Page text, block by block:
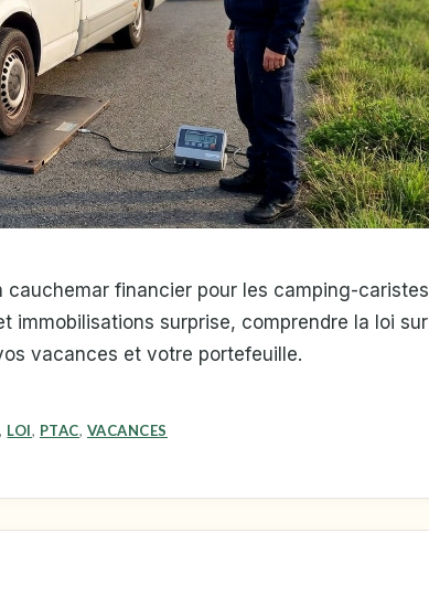
financier pour les camping-caristes
immobilisations surprise, comprendre la loi sur
vacances et votre portefeuille.
, LOI, PTAC, VACANCES